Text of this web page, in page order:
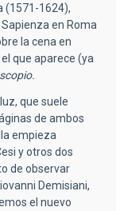
(1571-1624),
en Roma
la cena en
que aparece (ya
que suele
de ambos
empieza
y otros dos
de observar
Demisiani,
el nuevo